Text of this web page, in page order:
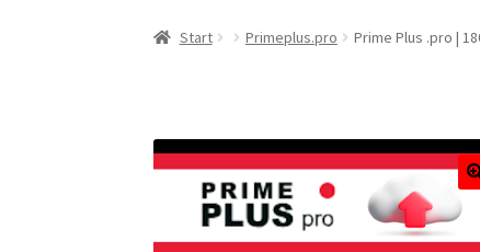
Start Primeplus.pro Prime Plus .pro |